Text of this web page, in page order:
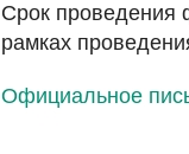
Срок проведения
рамках
Официальное